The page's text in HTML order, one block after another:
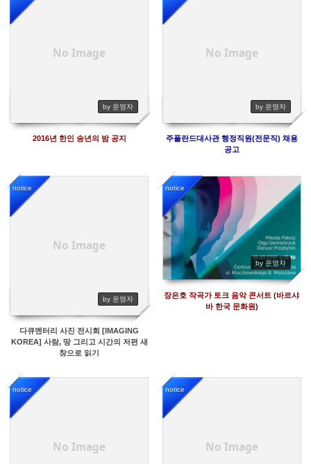
No Image
by 운영자
2016년 한인 송년의 밤 공지
No Image
by 운영자
주폴란드대사관 행정직원(전문직) 채용
공고
No Image
notice
by 운영자
다큐멘터리 사진 전시회 [IMAGING
KOREA] 사람, 땅 그리고 시간의 저편 새
창으로 읽기
notice
by 운영자
장은호 작곡가 토크 음악 콘서트 (바르샤
바 한국 문화원)
No Image
notice
No Image
notice